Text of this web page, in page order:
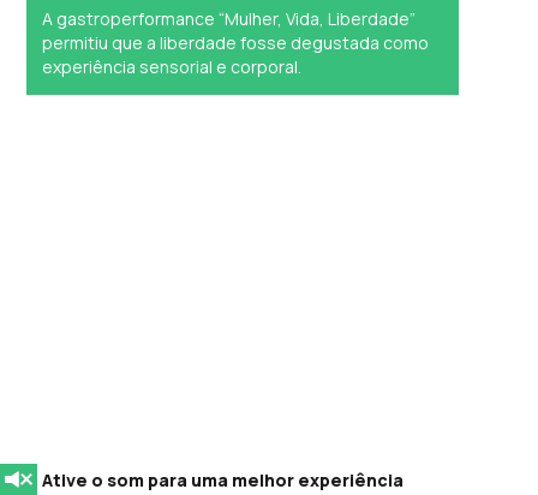
A gastroperformance “Mulher, Vida, Liberdade”
permitiu que a liberdade fosse degustada como
experiência sensorial e corporal.
Ative o som para uma melhor experiência